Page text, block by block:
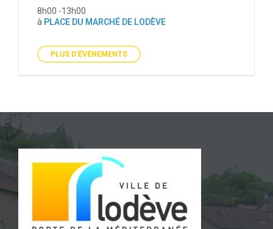
8h00 -13h00
à PLACE DU MARCHÉ DE LODÈVE
PLUS D'ÉVÉNEMENTS